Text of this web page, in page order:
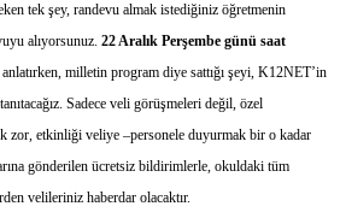
tek şey, randevu almak istediğiniz öğretmenin
alıyorsunuz. 22 Aralık Perşembe günü saat
anlatırken, milletin program diye sattığı şeyi, K12NET’in
Sadece veli görüşmeleri değil, özel
zor, etkinliği veliye –personele duyurmak bir o kadar
gönderilen ücretsiz bildirimlerle, okuldaki tüm
velileriniz haberdar olacaktır.